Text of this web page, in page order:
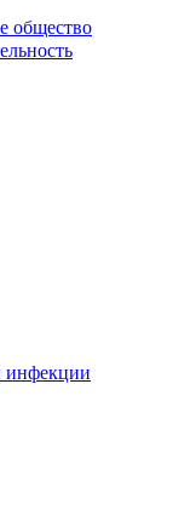
общество
инфекции